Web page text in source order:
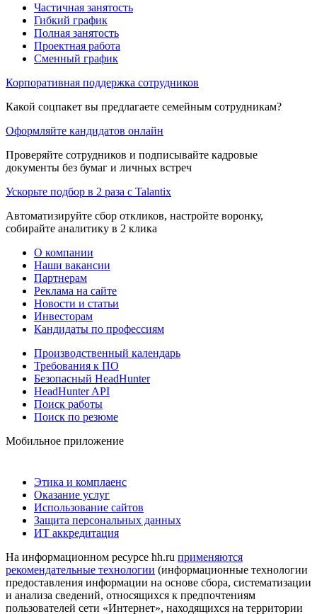
Частичная занятость
Гибкий график
Полная занятость
Проектная работа
Сменный график
Корпоративная поддержка сотрудников
Какой соцпакет вы предлагаете семейным сотрудникам?
Оформляйте кандидатов онлайн
Проверяйте сотрудников и подписывайте кадровые
документы без бумаг и личных встреч
Ускорьте подбор в 2 раза с Talantix
Автоматизируйте сбор откликов, настройте воронку,
собирайте аналитику в 2 клика
О компании
Наши вакансии
Партнерам
Реклама на сайте
Новости и статьи
Инвесторам
Кандидаты по профессиям
Производственный календарь
Требования к ПО
Безопасный HeadHunter
HeadHunter API
Поиск работы
Поиск по резюме
Мобильное приложение
Этика и комплаенс
Оказание услуг
Использование сайтов
Защита персональных данных
ИТ аккредитация
На информационном ресурсе hh.ru применяются
рекомендательные технологии (информационные технологии
предоставления информации на основе сбора, систематизации
и анализа сведений, относящихся к предпочтениям
пользователей сети «Интернет», находящихся на территории